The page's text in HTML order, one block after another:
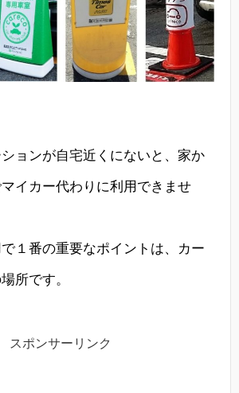
ョンが自宅近くにないと、家か
イカー代わりに利用できませ
１番の重要なポイントは、カー
所です。
スポンサーリンク